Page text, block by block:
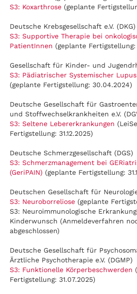
S3: Koxarthrose (geplante
Deutsche Krebsgesellschaft e.V. (DKG)
S3: Supportive Therapie bei
PatientInnen (geplante Fertigstellung:
Gesellschaft für Kinder- und
S3: Pädiatrischer Systemischer
(geplante Fertigstellung: 30.04.2024)
Deutsche Gesellschaft für
und Stoffwechselkrankheiten e.V.
S3: Seltene Lebererkrankungen
Fertigstellung: 31.12.2025)
Deutsche Schmerzgesellschaft (DGS)
S3: Schmerzmanagement bei
(GeriPAIN) (geplante Fertigstellung:
Deutschen Gesellschaft für
S3: Neuroborreliose (geplante
S3: Neuroimmunologische
Kinderwunsch (Anmeldeverfahren
abgeschlossen)
Deutsche Gesellschaft für
Ärztliche Psychotherapie e.V. (DGMP)
S3: Funktionelle Körperbeschwerden
Fertigstellung: 31.07.2025)